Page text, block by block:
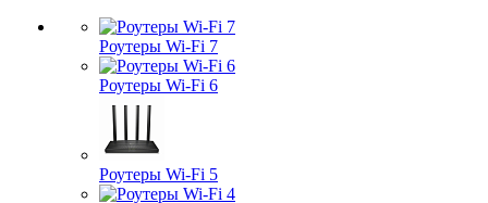
Роутеры Wi-Fi 7
Роутеры Wi-Fi 6
Роутеры Wi-Fi 5